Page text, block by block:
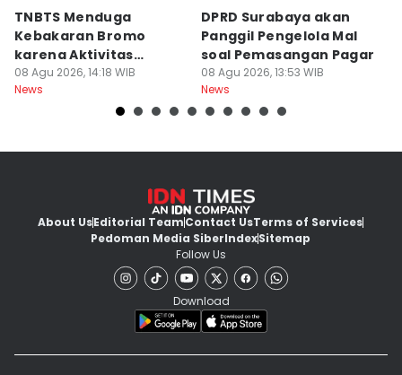
TNBTS Menduga
Kebakaran Bromo
karena Aktivitas
Manusia
08 Agu 2026, 14:18 WIB
News
DPRD Surabaya akan
Panggil Pengelola Mal
soal Pemasangan Pagar
08 Agu 2026, 13:53 WIB
News
About UsEditorial TeamContact UsTerms of Services
Pedoman Media SiberIndexSitemap
Follow Us
Download